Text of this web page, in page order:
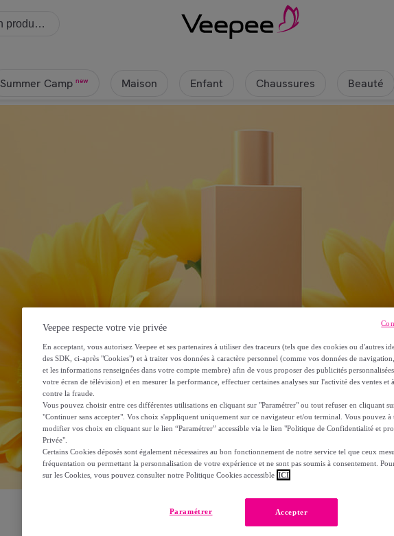
Summer Camp new Maison Enfant Chaussures Beauté
Veepee respecte votre vie privée
En acceptant, vous autorisez Veepee et ses partenaires à utiliser des traceurs (tels que des cookies ou d'autres
des SDK, ci-après "Cookies") et à traiter vos données à caractère personnel (comme vos données de
et les informations renseignées dans votre compte membre) afin de vous proposer des publicités
votre écran de télévision) et en mesurer la performance, effectuer certaines analyses sur l'activité des ventes et
contre la fraude.
Vous pouvez choisir entre ces différentes utilisations en cliquant sur "Paramétrer" ou tout refuser en cliquant
"Continuer sans accepter". Vos choix s'appliquent uniquement sur ce navigateur et/ou terminal. Vous pouvez
modifier vos choix en cliquant sur le lien “Paramétrer” accessible via le lien "Politique de Confidentialité et
Privée".
Certains Cookies déposés sont également nécessaires au bon fonctionnement de notre service tel que ceux
fréquentation ou permettant la personnalisation de votre expérience et ne sont pas soumis à consentement.
sur les Cookies, vous pouvez consulter notre Politique Cookies accessible ICI
Accepter
Paramétrer